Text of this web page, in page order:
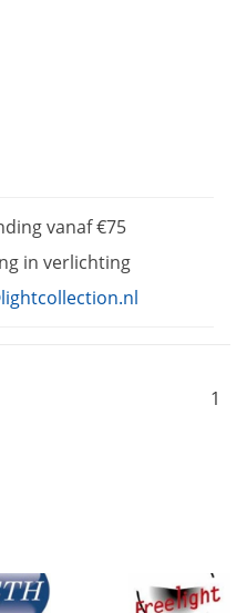
vanaf €75
in verlichting
1